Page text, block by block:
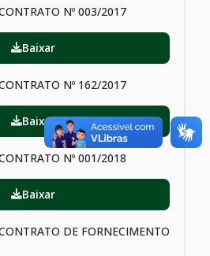
Nº 003/2017
Baixar
Nº 162/2017
Baixar
Nº 001/2018
Baixar
DE FORNECIMENTO